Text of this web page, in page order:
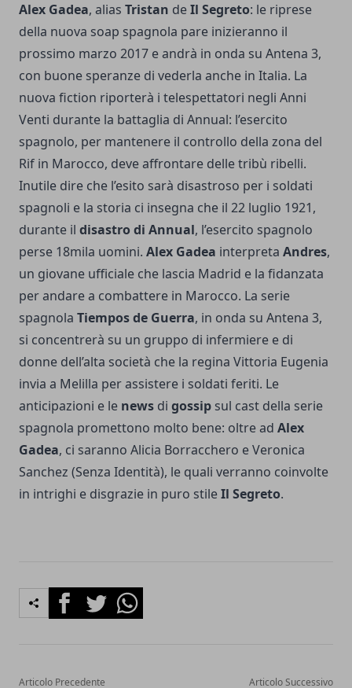
Alex Gadea, alias Tristan deIl Segreto: le riprese
della nuova soap spagnola pare inizieranno il
prossimo marzo 2017 e andrà in onda su Antena 3,
con buone speranze di vederla anche in Italia. La
nuova fiction riporterà i telespettatori negli Anni
Venti durante la battaglia di Annual: l’esercito
spagnolo, per mantenere il controllo della zona del
Rif in Marocco, deve affrontare delle tribù ribelli.
Inutile dire che l’esito sarà disastroso per i soldati
spagnoli e la storia ci insegna che il 22 luglio 1921,
durante il disastro di Annual, l’esercito spagnolo
perse 18mila uomini. Alex Gadea interpreta Andres,
un giovane ufficiale che lascia Madrid e la fidanzata
per andare a combattere in Marocco. La serie
spagnola Tiempos de Guerra, in onda su Antena 3,
si concentrerà su un gruppo di infermiere e di
donne dell’alta società che la regina Vittoria Eugenia
invia a Melilla per assistere i soldati feriti. Le
anticipazioni e le news di gossip sul cast della serie
spagnola promettono molto bene: oltre ad Alex
Gadea, ci saranno Alicia Borracchero e Veronica
Sanchez (Senza Identità), le quali verranno coinvolte
in intrighi e disgrazie in puro stileIl Segreto.
FacebookTwitterWhatsapp
Articolo Precedente Articolo Successivo